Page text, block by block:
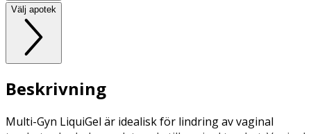
Välj apotek
Beskrivning
Multi-Gyn LiquiGel är idealisk för lindring av vaginal